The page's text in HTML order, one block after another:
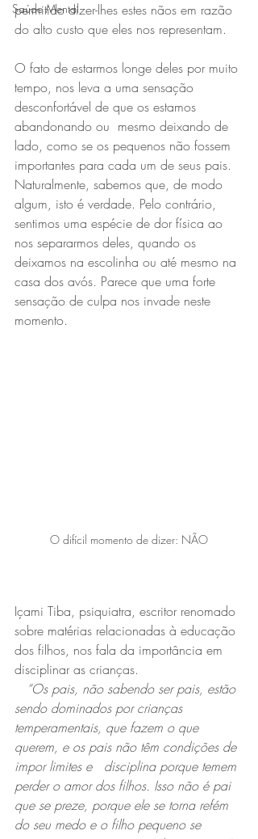
Saúde Mental
permitido dizer-lhes estes nãos em razão
do alto custo que eles nos representam.
O fato de estarmos longe deles por muito
tempo, nos leva a uma sensação
desconfortável de que os estamos
abandonando ou  mesmo deixando de
lado, como se os pequenos não fossem
importantes para cada um de seus pais.
Naturalmente, sabemos que, de modo
algum, isto é verdade. Pelo contrário,
sentimos uma espécie de dor física ao
nos separarmos deles, quando os
deixamos na escolinha ou até mesmo na
casa dos avós. Parece que uma forte
sensação de culpa nos invade neste
momento.
O difícil momento de dizer: NÃO
Içami Tiba, psiquiatra, escritor renomado
sobre matérias relacionadas à educação
dos filhos, nos fala da importância em
disciplinar as crianças.
“Os pais, não sabendo ser pais, estão
sendo dominados por crianças
temperamentais, que fazem o que
querem, e os pais não têm condições de
impor limites e   disciplina porque temem
perder o amor dos filhos. Isso não é pai
que se preze, porque ele se torna refém
do seu medo e o filho pequeno se